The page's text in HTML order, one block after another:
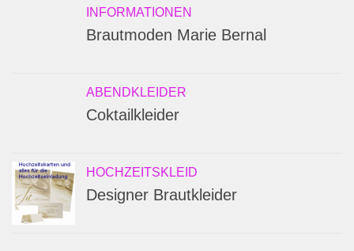
INFORMATIONEN
Brautmoden Marie Bernal
ABENDKLEIDER
Coktailkleider
HOCHZEITSKLEID
Designer Brautkleider